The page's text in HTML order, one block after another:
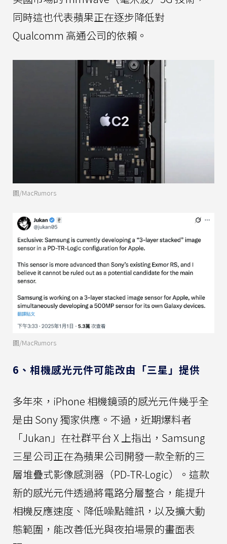
同時這也代表蘋果正在逐步降低對
Qualcomm 高通公司的依賴。
圖/MacRumors
圖/MacRumors
6、相機感光元件可能改由「三星」提供
多年來，iPhone 相機鏡頭的感光元件幾乎全
是由 Sony 獨家供應。不過，近期爆料者
「Jukan」在社群平台 X 上指出，Samsung
三星公司正在為蘋果公司開發一款全新的三
層堆疊式影像感測器（PD-TR-Logic）。這款
新的感光元件透過將電路分層整合，能提升
相機反應速度、降低噪點雜訊，以及擴大動
態範圍，能改善低光與夜拍場景的畫面表